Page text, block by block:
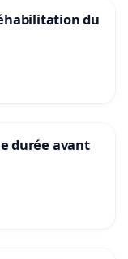
du
durée avant